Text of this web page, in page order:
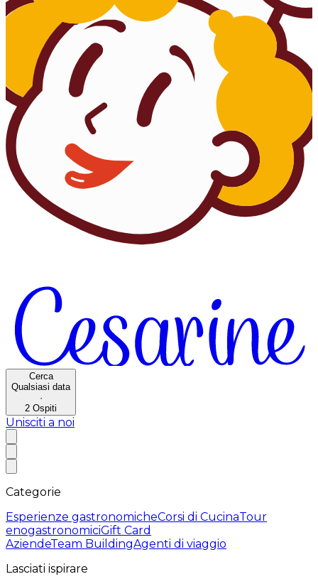
Cerca
Qualsiasi data
·
2 Ospiti
Unisciti a noi
Categorie
Esperienze gastronomicheCorsi di CucinaTour
enogastronomiciGift Card
AziendeTeam BuildingAgenti di viaggio
Lasciati ispirare